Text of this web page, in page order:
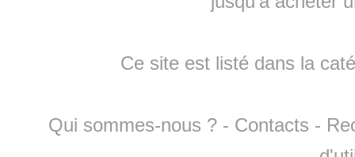
Ce site est listé dans la
Qui sommes-nous ? - Contacts -